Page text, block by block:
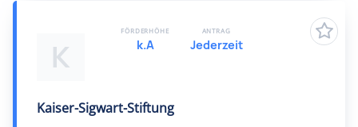
K
Kaiser-Sigwart-Stiftung
FÖRDERHÖHE
k.A
ANTRAG
Jederzeit